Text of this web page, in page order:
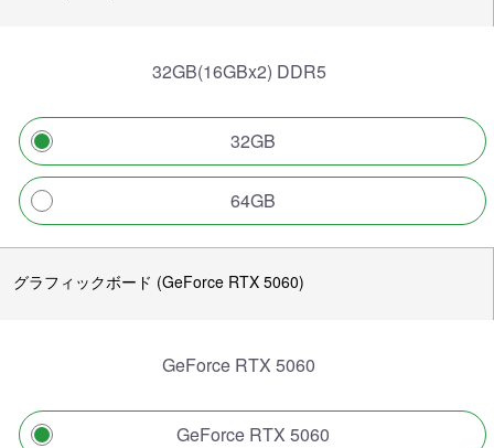
32GB(16GBx2) DDR5
32GB
64GB
グラフィックボード (GeForce RTX 5060)
GeForce RTX 5060
GeForce RTX 5060